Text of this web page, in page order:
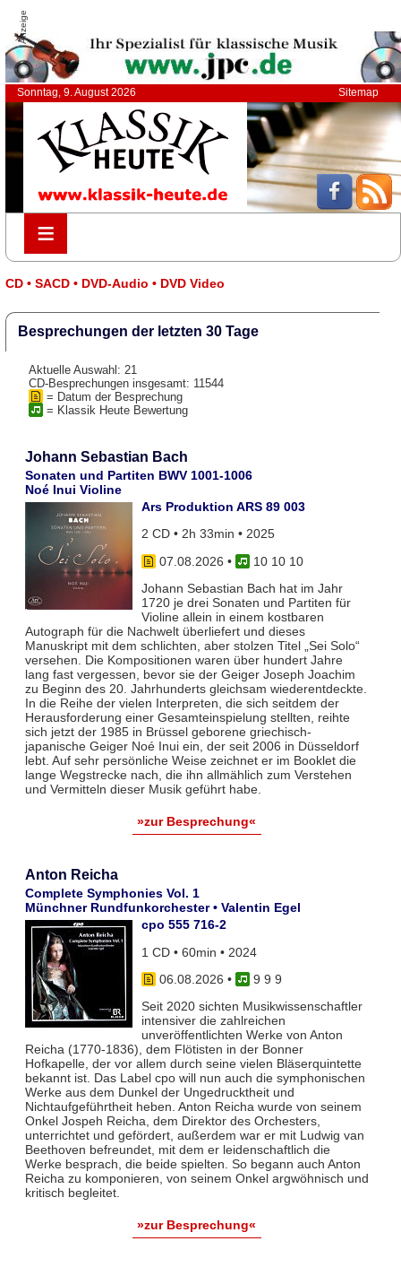
Anzeige
Sonntag, 9. August 2026 Sitemap
≡
≡
CD • SACD • DVD-Audio • DVD Video
Besprechungen der letzten 30 Tage
Aktuelle Auswahl: 21
CD-Besprechungen insgesamt: 11544
= Datum der Besprechung
= Klassik Heute Bewertung
Johann Sebastian Bach
Sonaten und Partiten BWV 1001-1006
Noé Inui Violine
Ars Produktion ARS 89 003
2 CD • 2h 33min • 2025
07.08.2026 •
10 10 10
Johann Sebastian Bach hat im Jahr
1720 je drei Sonaten und Partiten für
Violine allein in einem kostbaren
Autograph für die Nachwelt überliefert und dieses
Manuskript mit dem schlichten, aber stolzen Titel „Sei Solo“
versehen. Die Kompositionen waren über hundert Jahre
lang fast vergessen, bevor sie der Geiger Joseph Joachim
zu Beginn des 20. Jahrhunderts gleichsam wiederentdeckte.
In die Reihe der vielen Interpreten, die sich seitdem der
Herausforderung einer Gesamteinspielung stellten, reihte
sich jetzt der 1985 in Brüssel geborene griechisch-
japanische Geiger Noé Inui ein, der seit 2006 in Düsseldorf
lebt. Auf sehr persönliche Weise zeichnet er im Booklet die
lange Wegstrecke nach, die ihn allmählich zum Verstehen
und Vermitteln dieser Musik geführt habe.
»zur Besprechung«
Anton Reicha
Complete Symphonies Vol. 1
Münchner Rundfunkorchester • Valentin Egel
cpo 555 716-2
1 CD • 60min • 2024
06.08.2026 •
9 9 9
Seit 2020 sichten Musikwissenschaftler
intensiver die zahlreichen
unveröffentlichten Werke von Anton
Reicha (1770-1836), dem Flötisten in der Bonner
Hofkapelle, der vor allem durch seine vielen Bläserquintette
bekannt ist. Das Label cpo will nun auch die symphonischen
Werke aus dem Dunkel der Ungedrucktheit und
Nichtaufgeführtheit heben. Anton Reicha wurde von seinem
Onkel Jospeh Reicha, dem Direktor des Orchesters,
unterrichtet und gefördert, außerdem war er mit Ludwig van
Beethoven befreundet, mit dem er leidenschaftlich die
Werke besprach, die beide spielten. So begann auch Anton
Reicha zu komponieren, von seinem Onkel argwöhnisch und
kritisch begleitet.
»zur Besprechung«